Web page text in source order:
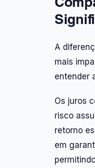
A
mais
entender
Os juros
risco
retorno
em